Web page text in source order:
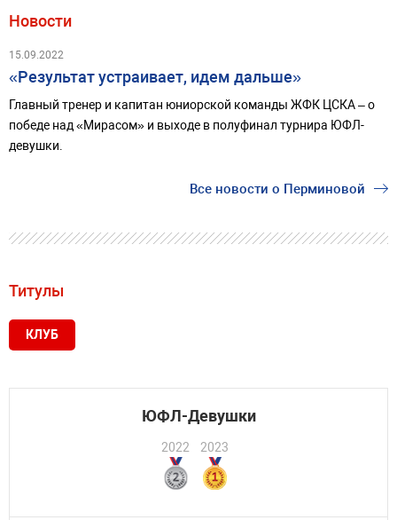
Новости
15.09.2022
«Результат устраивает, идем дальше»
Главный тренер и капитан юниорской команды ЖФК ЦСКА – о
победе над «Мирасом» и выходе в полуфинал турнира ЮФЛ-
девушки.
Все новости о Перминовой
Титулы
КЛУБ
ЮФЛ-Девушки
2022 2023